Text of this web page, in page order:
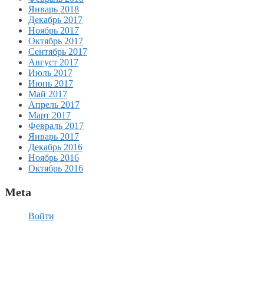
Январь 2018
Декабрь 2017
Ноябрь 2017
Октябрь 2017
Сентябрь 2017
Август 2017
Июль 2017
Июнь 2017
Май 2017
Апрель 2017
Март 2017
Февраль 2017
Январь 2017
Декабрь 2016
Ноябрь 2016
Октябрь 2016
Meta
Войти